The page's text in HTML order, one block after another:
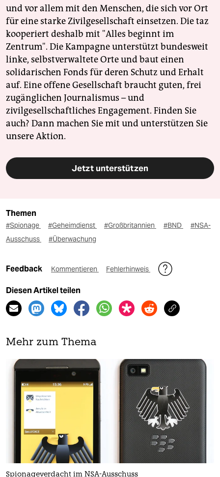
und vor allem mit den Menschen, die sich vor Ort
für eine starke Zivilgesellschaft einsetzen. Die taz
kooperiert deshalb mit "Alles beginnt im
Zentrum". Die Kampagne unterstützt bundesweit
linke, selbstverwaltete Orte und baut einen
solidarischen Fonds für deren Schutz und Erhalt
auf. Eine offene Gesellschaft braucht guten, frei
zugänglichen Journalismus – und
zivilgesellschaftliches Engagement. Finden Sie
auch? Dann machen Sie mit und unterstützen Sie
unsere Aktion.
Jetzt unterstützen
Themen
#Spionage #Geheimdienst #Großbritannien #BND
#NSA-
Ausschuss
#Überwachung
Feedback Kommentieren Fehlerhinweis
Diesen Artikel teilen
Mehr zum Thema
Spionageverdacht im NSA-Ausschuss